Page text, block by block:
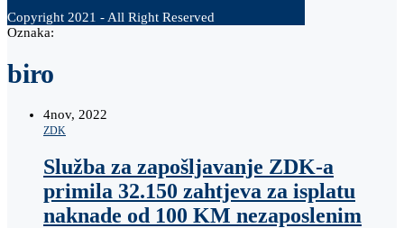
Copyright 2021 - All Right Reserved
Oznaka:
biro
4nov, 2022
ZDK
Služba za zapošljavanje ZDK-a
primila 32.150 zahtjeva za isplatu
naknade od 100 KM nezaposlenim